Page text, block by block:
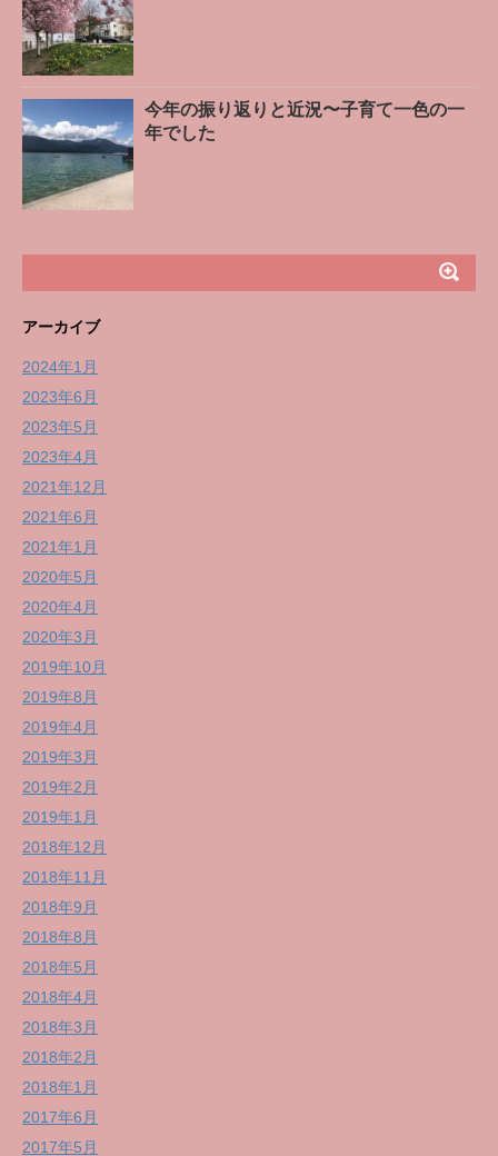
今年の振り返りと近況〜子育て一色の一
年でした
アーカイブ
2024年1月
2023年6月
2023年5月
2023年4月
2021年12月
2021年6月
2021年1月
2020年5月
2020年4月
2020年3月
2019年10月
2019年8月
2019年4月
2019年3月
2019年2月
2019年1月
2018年12月
2018年11月
2018年9月
2018年8月
2018年5月
2018年4月
2018年3月
2018年2月
2018年1月
2017年6月
2017年5月